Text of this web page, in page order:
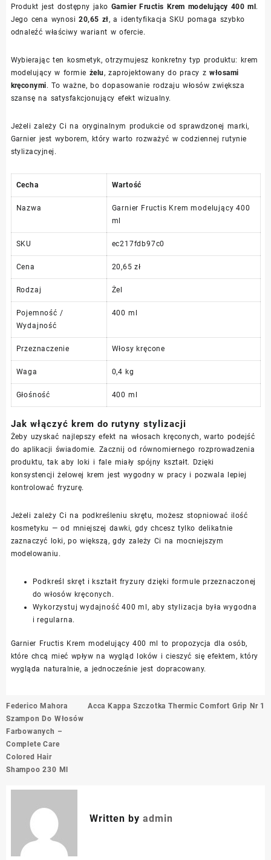
Produkt jest dostępny jako Garnier Fructis Krem modelujący 400 ml.
Jego cena wynosi20,65 zł, a identyfikacja SKU pomaga szybko
odnaleźć właściwy wariant w ofercie.
Wybierając ten kosmetyk, otrzymujesz konkretny typ produktu: krem
modelujący w formie żelu , zaprojektowany do pracy zwłosami
kręconymi. To ważne, bo dopasowanie rodzaju włosów zwiększa
szansę na satysfakcjonujący efekt wizualny.
Jeżeli zależy Ci na oryginalnym produkcie od sprawdzonej marki,
Garnier jest wyborem, który warto rozważyć w codziennej rutynie
stylizacyjnej.
Cecha Wartość
Nazwa
Garnier Fructis Krem modelujący 400
ml
SKU ec217fdb97c0
Cena 20,65 zł
Rodzaj Żel
Pojemność /
Wydajność
400 ml
Przeznaczenie Włosy kręcone
Waga 0,4 kg
Głośność 400 ml
Jak włączyć krem do rutyny stylizacji
Żeby uzyskać najlepszy efekt na włosach kręconych, warto podejść
do aplikacji świadomie. Zacznij od równomiernego rozprowadzenia
produktu, tak aby loki i fale miały spójny kształt. Dzięki
konsystencji żelowej krem jest wygodny w pracy i pozwala lepiej
kontrolować fryzurę.
Jeżeli zależy Ci na podkreśleniu skrętu, możesz stopniować ilość
kosmetyku — od mniejszej dawki, gdy chcesz tylko delikatnie
zaznaczyć loki, po większą, gdy zależy Ci na mocniejszym
modelowaniu.
Podkreśl skręt i kształt fryzury dzięki formule przeznaczonej
do włosów kręconych.
Wykorzystuj wydajność 400 ml, aby stylizacja była wygodna
i regularna.
Garnier Fructis Krem modelujący 400 ml to propozycja dla osób,
które chcą mieć wpływ na wygląd loków i cieszyć się efektem, który
wygląda naturalnie, a jednocześnie jest dopracowany.
Nawigacja
wpisu
Federico Mahora
Szampon Do Włosów
Farbowanych –
Complete Care
Colored Hair
Shampoo 230 Ml
Acca Kappa Szczotka Thermic Comfort Grip Nr 1
Written by admin